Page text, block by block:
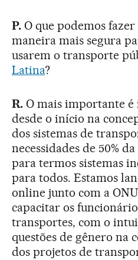
P.O que podemos
maneira mais segura
usarem o transporte
Latina?
R.O mais importante é
desde o início na
dos sistemas de
necessidades de 50%
para termos sistemas
para todos. Estamos
online junto com a
capacitar os
transportes, com o
questões de gênero na
dos projetos de